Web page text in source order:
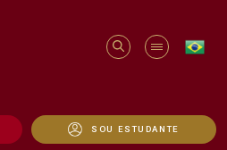
SOU ESTUDANTE